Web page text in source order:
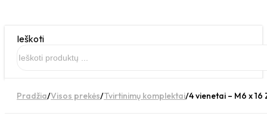
Ieškoti
Pradžia/Visos prekės/Tvirtinimų komplektai/4 vienetai – M6 x